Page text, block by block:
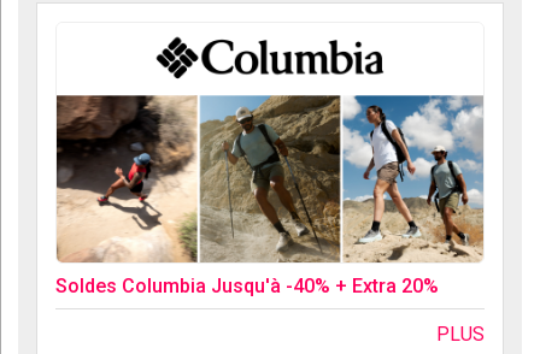
Soldes Columbia Jusqu'à -40% + Extra 20%
PLUS